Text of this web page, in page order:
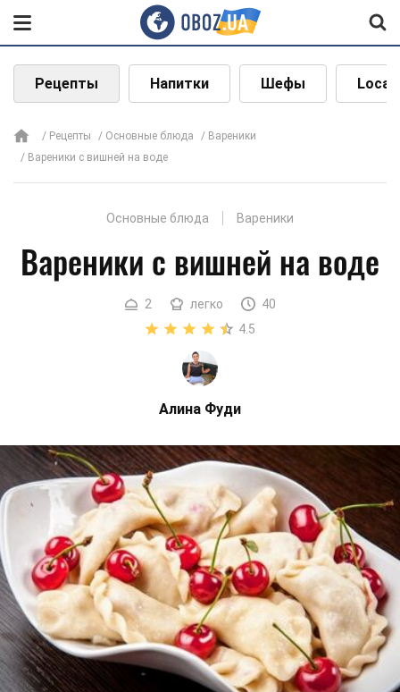
Рецепты Напитки Шефы Local
Рецепты Основные блюда
Вареники
Вареники с вишней на воде
Основные блюда Вареники
Вареники с вишней на воде
2 легко
40
4.5
Алина Фуди